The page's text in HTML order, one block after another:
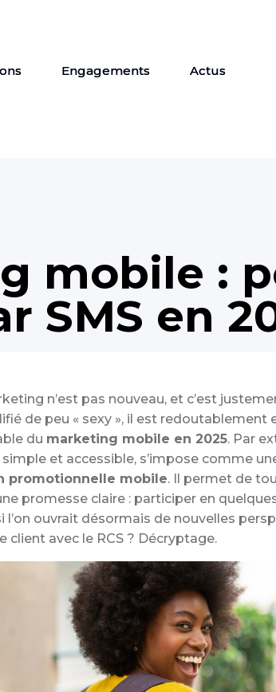
Engagements Actus
mobile :
SMS en
n’est pas nouveau, et c’est
de peu « sexy », il est redoutablement
du marketing mobile en 2025. Par
simple et accessible, s’impose comme
promotionnelle mobile. Il permet de
promesse claire : participer en
l’on ouvrait désormais de nouvelles
client avec le RCS ? Décryptage.